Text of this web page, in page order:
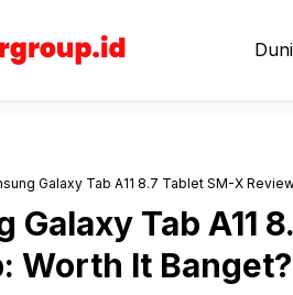
Galaxy Tab A11 8.7 Tablet SM-X
Galaxy Tab A11
Worth It Banget?